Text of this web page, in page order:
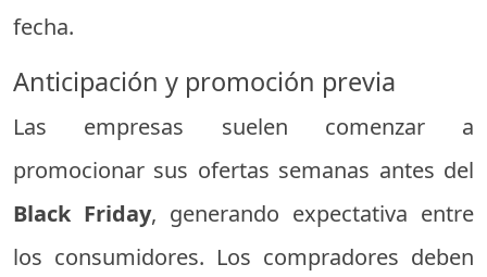
fecha.
Anticipación y promoción previa
Las empresas suelen comenzar a
promocionar sus ofertas semanas antes del
Black Friday, generando expectativa entre
los consumidores. Los compradores deben